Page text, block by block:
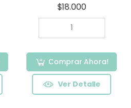
$18.000
Comprar Ahora!
Ver Detalle